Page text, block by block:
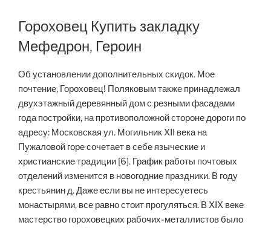
Гороховец Купить закладку
Мефедрон, Героин
Об установлении дополнительных скидок. Мое
почтение, Гороховец! Поляковым также принадлежал
двухэтажный деревянный дом с резными фасадами
года постройки, на противоположной стороне дороги по
адресу: Московская ул. Могильник XII века на
Пужаловой горе сочетает в себе языческие и
христианские традиции [6]. График работы почтовых
отделений изменится в новогодние праздники. В году
крестьянин д. Даже если вы не интересуетесь
монастырями, все равно стоит прогуляться. В XIX веке
мастерство гороховецких рабочих-металлистов было